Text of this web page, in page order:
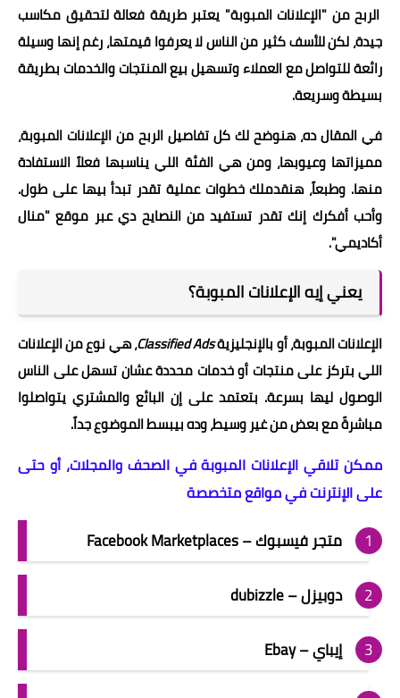
الربح من "الإعلانات المبوبة" يعتبر طريقة فعالة لتحقيق مكاسب
جيدة، لكن للأسف كثير من الناس لا يعرفوا قيمتها، رغم إنها وسيلة
رائعة للتواصل مع العملاء وتسهيل بيع المنتجات والخدمات بطريقة
بسيطة وسريعة.
في المقال ده، هنوضح لك كل تفاصيل الربح من الإعلانات المبوبة،
مميزاتها وعيوبها، ومن هي الفئة اللي يناسبها فعلاً الاستفادة
منها. وطبعاً، هنقدملك خطوات عملية تقدر تبدأ بيها على طول.
وأحب أفكرك إنك تقدر تستفيد من النصايح دي عبر موقع "منال
أكاديمي".
يعني إيه الإعلانات المبوبة؟
الإعلانات المبوبة، أو بالإنجليزيةClassified Ads، هي نوع من الإعلانات
اللي بتركز على منتجات أو خدمات محددة عشان تسهل على الناس
الوصول ليها بسرعة. بتعتمد على إن البائع والمشتري يتواصلوا
مباشرةً مع بعض من غير وسيط، وده بيبسط الموضوع جداً.
ممكن تلاقي الإعلانات المبوبة في الصحف والمجلات، أو حتى
على الإنترنت في مواقع متخصصة
متجر فيسبوك – Facebook Marketplaces
دوبيزل – dubizzle
إيباي – Ebay